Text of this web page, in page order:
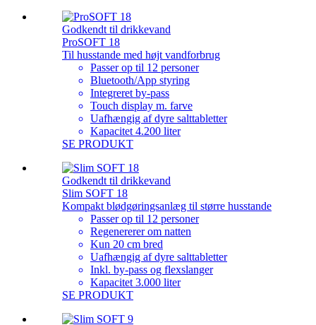
Godkendt til drikkevand
ProSOFT 18
Til husstande med højt vandforbrug
Passer op til 12 personer
Bluetooth/App styring
Integreret by-pass
Touch display m. farve
Uafhængig af dyre salttabletter
Kapacitet 4.200 liter
SE PRODUKT
Godkendt til drikkevand
Slim SOFT 18
Kompakt blødgøringsanlæg til større husstande
Passer op til 12 personer
Regenererer om natten
Kun 20 cm bred
Uafhængig af dyre salttabletter
Inkl. by-pass og flexslanger
Kapacitet 3.000 liter
SE PRODUKT